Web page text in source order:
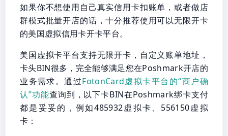
如果你不想使用自己真实信用卡扣账单，或者做店
群模式批量开店的话，十分推荐使用可以无限开卡
的美国虚拟信用卡开卡平台。
美国虚拟卡平台支持无限开卡，自定义账单地址，
卡头BIN很多，完全能够满足您在Poshmark开店的
业务需求。通过FotonCard虚拟卡平台的“商户确
认”功能查询到，以下卡BIN在Poshmark绑卡支付
都是妥妥的，例如485932虚拟卡、556150虚拟
卡：